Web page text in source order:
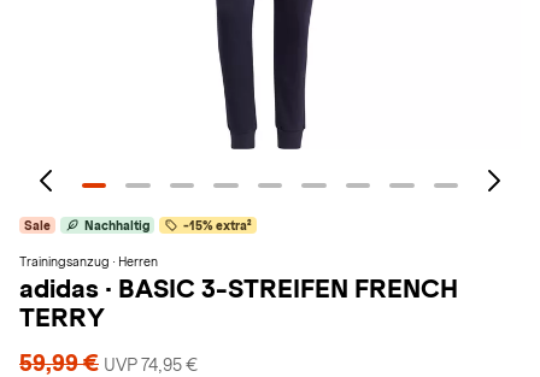
Sale Nachhaltig -15% extra²
Trainingsanzug · Herren
adidas · BASIC 3-STREIFEN FRENCH
TERRY
59,99 € UVP 74,95 €